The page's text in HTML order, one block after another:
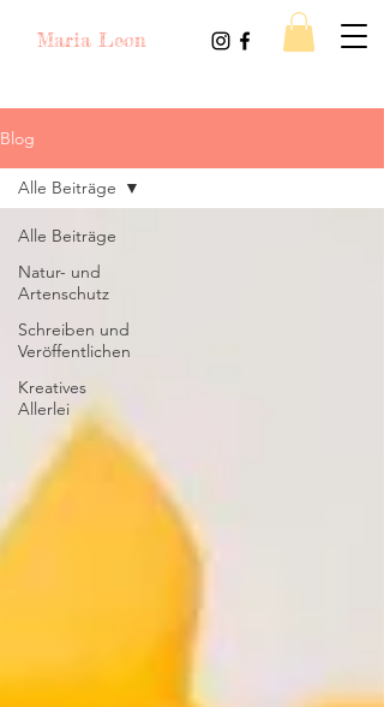
Maria Leon
Blog
Alle Beiträge
Natur- und
Artenschutz
Schreiben und
Veröffentlichen
Kreatives
Allerlei
Alle Beiträge